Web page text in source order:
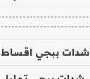
شدات ببجي اقساط